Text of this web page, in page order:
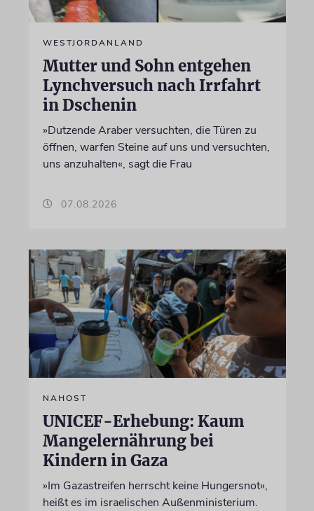
WESTJORDANLAND
Mutter und Sohn entgehen
Lynchversuch nach Irrfahrt
in Dschenin
»Dutzende Araber versuchten, die Türen zu
öffnen, warfen Steine auf uns und versuchten,
uns anzuhalten«, sagt die Frau
07.08.2026
NAHOST
UNICEF-Erhebung: Kaum
Mangelernährung bei
Kindern in Gaza
»Im Gazastreifen herrscht keine Hungersnot«,
heißt es im israelischen Außenministerium.